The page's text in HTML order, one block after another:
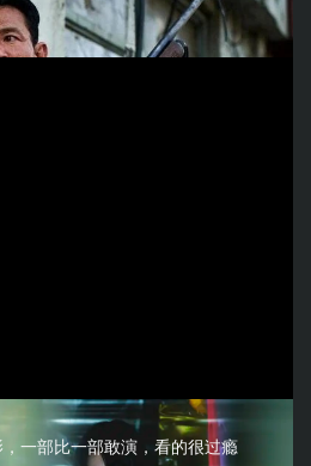
一部比一部敢演，看的很过瘾